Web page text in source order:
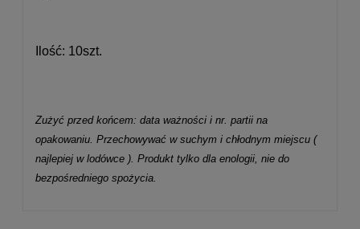
Ilość: 10szt.
Zużyć przed końcem: data ważności i nr. partii na
opakowaniu. Przechowywać w suchym i chłodnym miejscu (
najlepiej w lodówce ). Produkt tylko dla enologii, nie do
bezpośredniego spożycia.